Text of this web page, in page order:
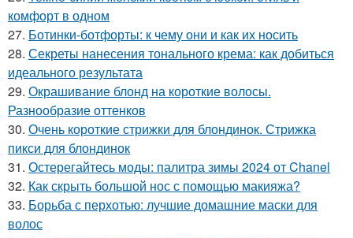
комфорт в одном
27. Ботинки-ботфорты: к чему они и как их носить
28. Секреты нанесения тонального крема: как добиться
идеального результата
29. Окрашивание блонд на короткие волосы.
Разнообразие оттенков
30. Очень короткие стрижки для блондинок. Стрижка
пикси для блондинок
31. Остерегайтесь моды: палитра зимы 2024 от Chanel
32. Как скрыть большой нос с помощью макияжа?
33. Борьба с перхотью: лучшие домашние маски для
волос